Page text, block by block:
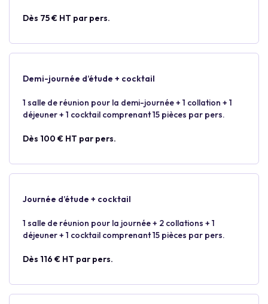
Dès 75 € HT par pers.
Demi-journée d’étude + cocktail
1 salle de réunion pour la demi-journée + 1 collation + 1
déjeuner + 1 cocktail comprenant 15 pièces par pers.
Dès 100 € HT par pers.
Journée d’étude + cocktail
1 salle de réunion pour la journée + 2 collations + 1
déjeuner + 1 cocktail comprenant 15 pièces par pers.
Dès 116 € HT par pers.